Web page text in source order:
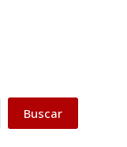
Buscar